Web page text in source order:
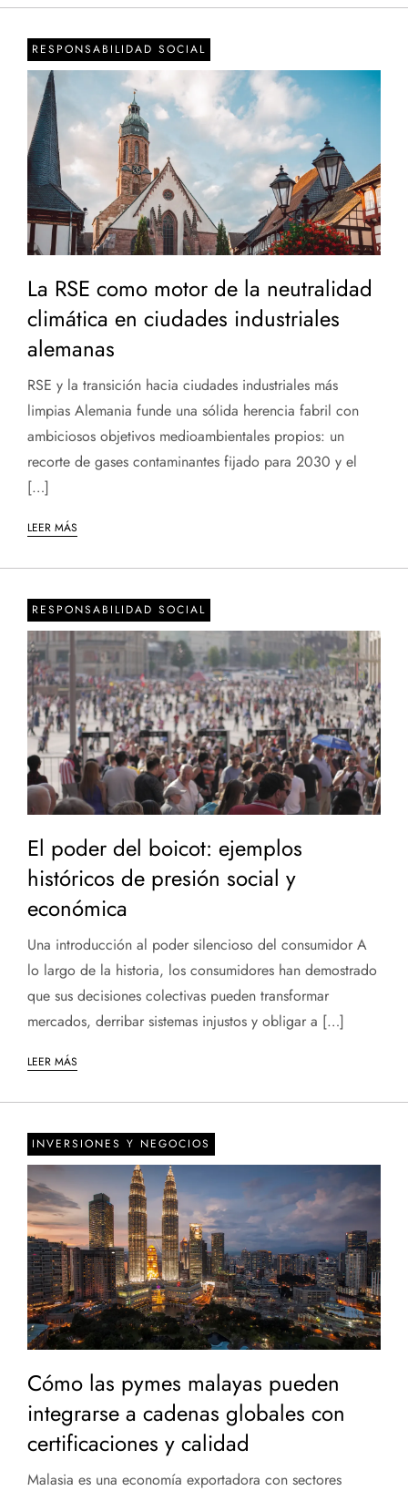
RESPONSABILIDAD SOCIAL
La RSE como motor de la neutralidad
climática en ciudades industriales
alemanas
RSE y la transición hacia ciudades industriales más
limpias Alemania funde una sólida herencia fabril con
ambiciosos objetivos medioambientales propios: un
recorte de gases contaminantes fijado para 2030 y el
[…]
LEER MÁS
RESPONSABILIDAD SOCIAL
El poder del boicot: ejemplos
históricos de presión social y
económica
Una introducción al poder silencioso del consumidor A
lo largo de la historia, los consumidores han demostrado
que sus decisiones colectivas pueden transformar
mercados, derribar sistemas injustos y obligar a […]
LEER MÁS
INVERSIONES Y NEGOCIOS
Cómo las pymes malayas pueden
integrarse a cadenas globales con
certificaciones y calidad
Malasia es una economía exportadora con sectores